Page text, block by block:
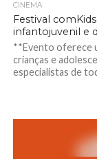
CINEMA
Festival
infantojuvenil e
**Evento oferece
crianças e
especialistas de